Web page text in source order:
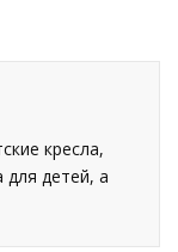
кресла,
детей, а